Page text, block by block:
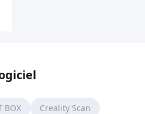
BOX Creality Scan